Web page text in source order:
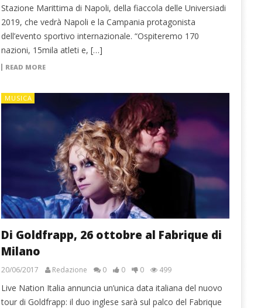
Stazione Marittima di Napoli, della fiaccola delle Universiadi
2019, che vedrà Napoli e la Campania protagonista
dell’evento sportivo internazionale. “Ospiteremo 170
nazioni, 15mila atleti e, […]
READ MORE
MUSICA
Di Goldfrapp, 26 ottobre al Fabrique di
Milano
20/06/2017 Redazione 0 0 0 499
Live Nation Italia annuncia un’unica data italiana del nuovo
tour di Goldfrapp: il duo inglese sarà sul palco del Fabrique